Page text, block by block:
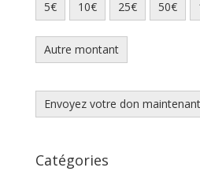
5€ 10€ 25€ 50€
Autre montant
Envoyez votre don maintenant
Catégories